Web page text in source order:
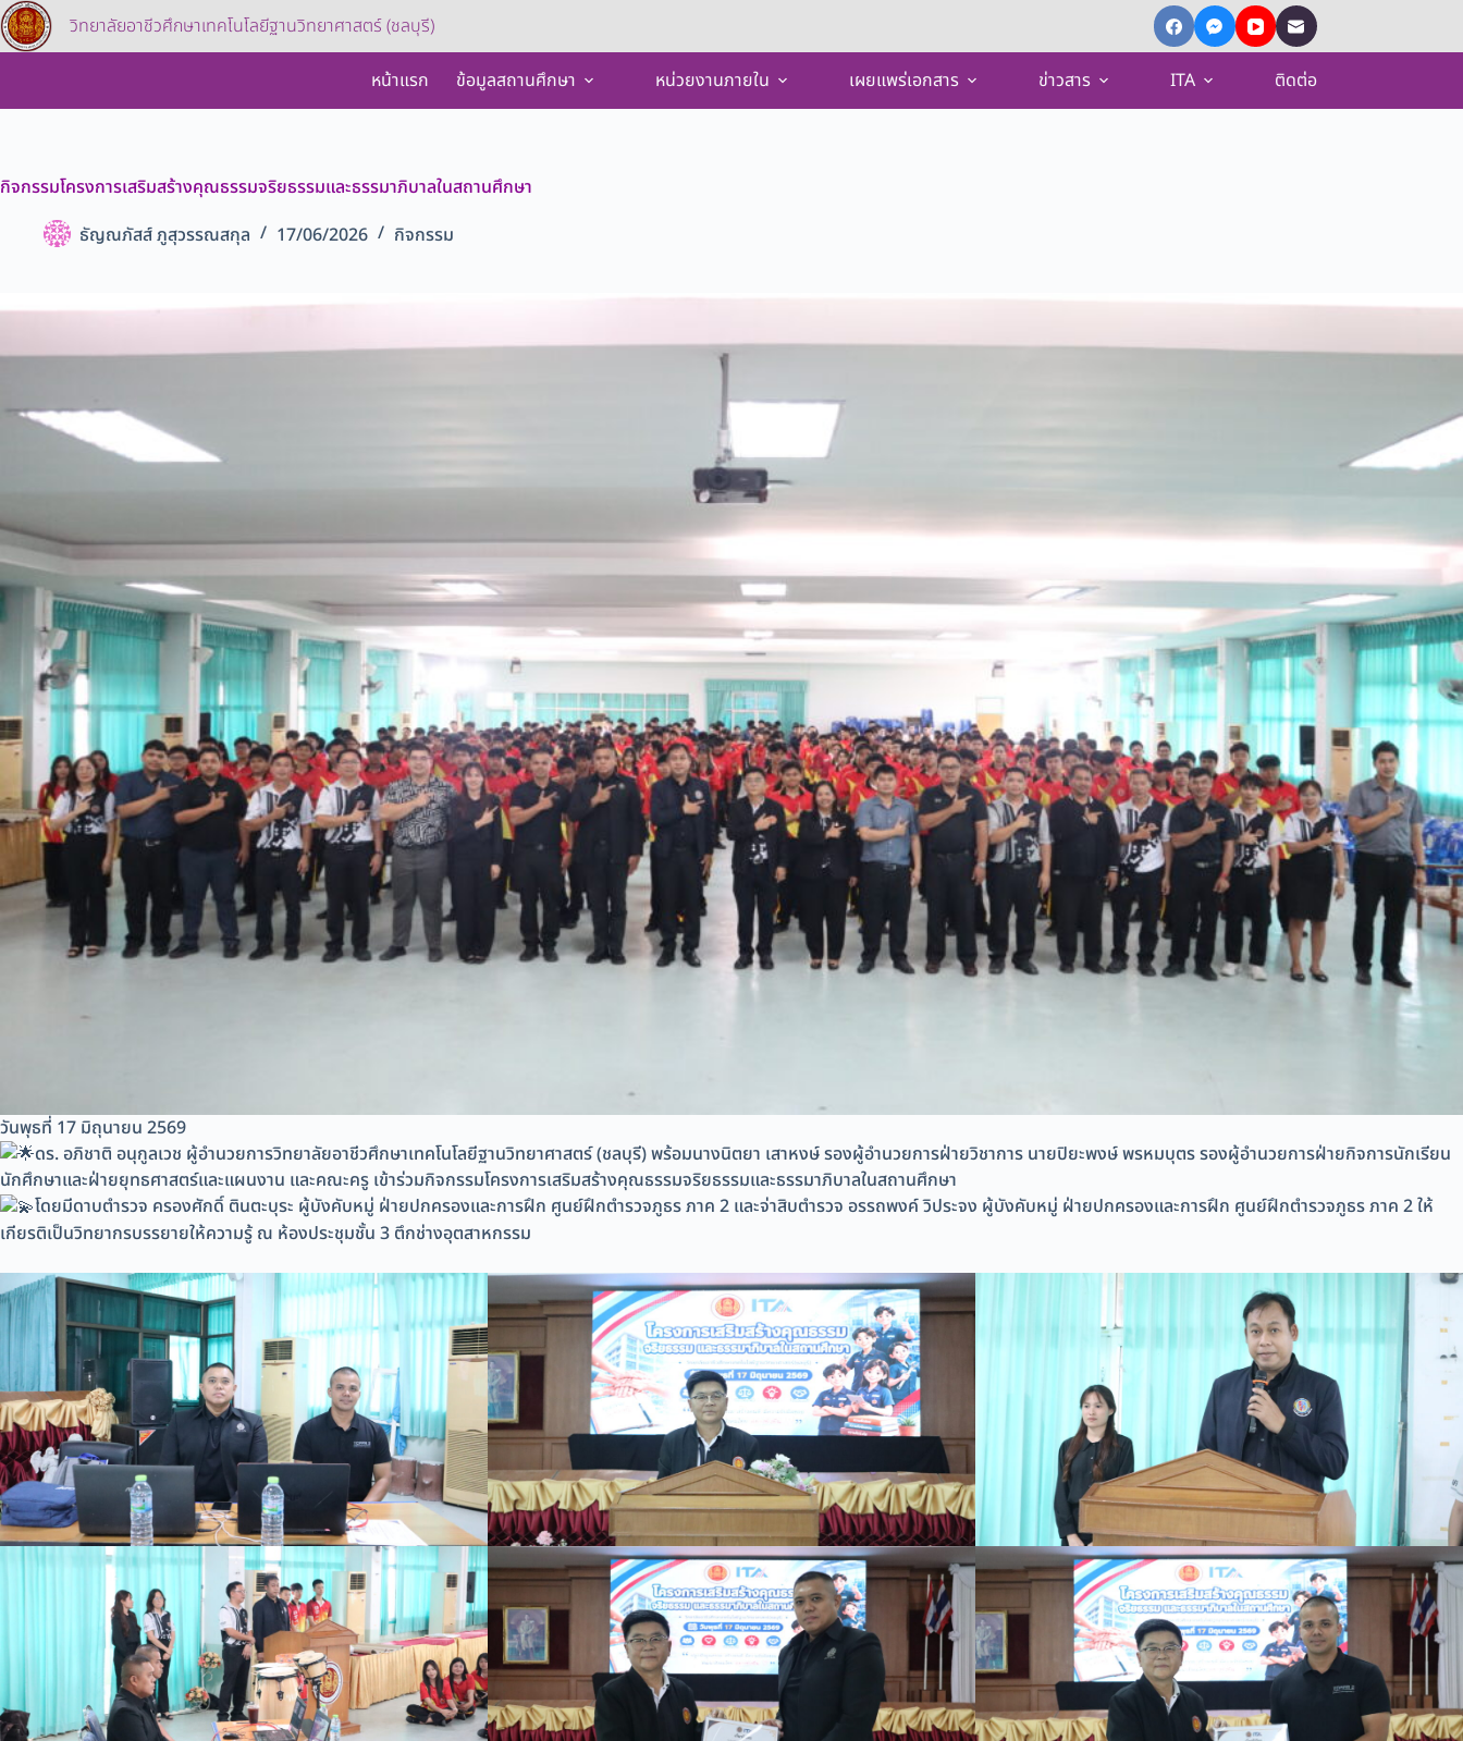
วิทยาลัยอาชีวศึกษาเทคโนโลยีฐานวิทยาศาสตร์ (ชลบุรี)
หน้าแรก ข้อมูลสถานศึกษา หน่วยงานภายใน เผยแพร่เอกสาร ข่าวสาร ITA ติดต่อ
กิจกรรมโครงการเสริมสร้างคุณธรรมจริยธรรมและธรรมาภิบาลในสถานศึกษา
ธัญณภัสส์ ภูสุวรรณสกุล
17/06/2026 กิจกรรม
วันพุธที่ 17 มิถุนายน 2569
ดร. อภิชาติ อนุกูลเวช ผู้อำนวยการวิทยาลัยอาชีวศึกษาเทคโนโลยีฐานวิทยาศาสตร์ (ชลบุรี) พร้อมนางนิตยา เสาหงษ์ รองผู้อำนวยการฝ่ายวิชาการ นายปิยะพงษ์ พรหมบุตร รองผู้อำนวยการฝ่ายกิจการนักเรียน
นักศึกษาและฝ่ายยุทธศาสตร์และแผนงาน และคณะครู เข้าร่วมกิจกรรมโครงการเสริมสร้างคุณธรรมจริยธรรมและธรรมาภิบาลในสถานศึกษา
โดยมีดาบตำรวจ ครองศักดิ์ ตินตะบุระ ผู้บังคับหมู่ ฝ่ายปกครองและการฝึก ศูนย์ฝึกตำรวจภูธร ภาค 2 และจ่าสิบตำรวจ อรรถพงค์ วิประจง ผู้บังคับหมู่ ฝ่ายปกครองและการฝึก ศูนย์ฝึกตำรวจภูธร ภาค 2 ให้
เกียรติเป็นวิทยากรบรรยายให้ความรู้ ณ ห้องประชุมชั้น 3 ตึกช่างอุตสาหกรรม